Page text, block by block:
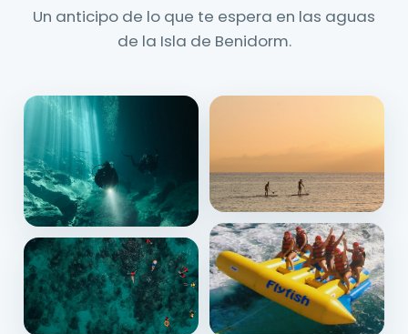
Un anticipo de lo que te espera en las aguas
de la Isla de Benidorm.